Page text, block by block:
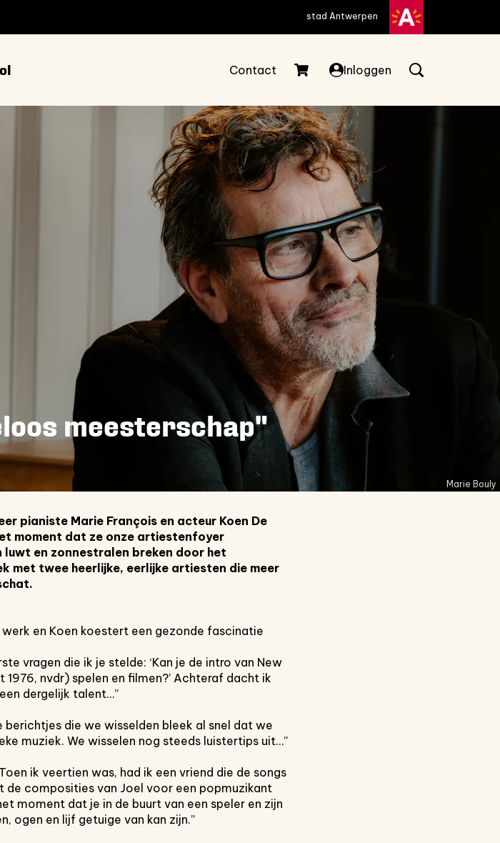
stad Antwerpen
Contact Inloggen
Marie Bouly
meesterschap"
pianiste Marie François en acteur Koen De
moment dat ze onze artiestenfoyer
luwt en zonnestralen breken door het
met twee heerlijke, eerlijke artiesten die meer
werk en Koen koestert een gezonde fascinatie
vragen die ik je stelde: ‘Kan je de intro van New
nvdr) spelen en filmen?’ Achteraf dacht ik
dergelijk talent…”
berichtjes die we wisselden bleek al snel dat we
muziek. We wisselen nog steeds luistertips uit…”
ik veertien was, had ik een vriend die de songs
de composities van Joel voor een popmuzikant
moment dat je in de buurt van een speler en zijn
ogen en lijf getuige van kan zijn.”